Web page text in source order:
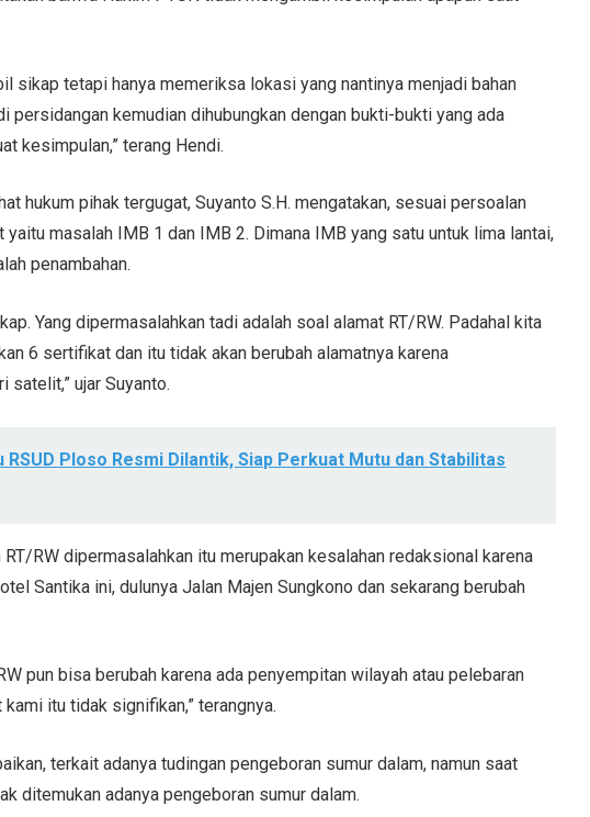
sikap tetapi hanya memeriksa lokasi yang nantinya menjadi bahan
persidangan kemudian dihubungkan dengan bukti-bukti yang ada
kesimpulan,” terang Hendi.
hukum pihak tergugat, Suyanto S.H. mengatakan, sesuai persoalan
yaitu masalah IMB 1 dan IMB 2. Dimana IMB yang satu untuk lima lantai,
penambahan.
Yang dipermasalahkan tadi adalah soal alamat RT/RW. Padahal kita
6 sertifikat dan itu tidak akan berubah alamatnya karena
satelit,” ujar Suyanto.
RSUD Ploso Resmi Dilantik, Siap Perkuat Mutu dan Stabilitas
RT/RW dipermasalahkan itu merupakan kesalahan redaksional karena
Santika ini, dulunya Jalan Majen Sungkono dan sekarang berubah
pun bisa berubah karena ada penyempitan wilayah atau pelebaran
itu tidak signifikan,” terangnya.
terkait adanya tudingan pengeboran sumur dalam, namun saat
ditemukan adanya pengeboran sumur dalam.